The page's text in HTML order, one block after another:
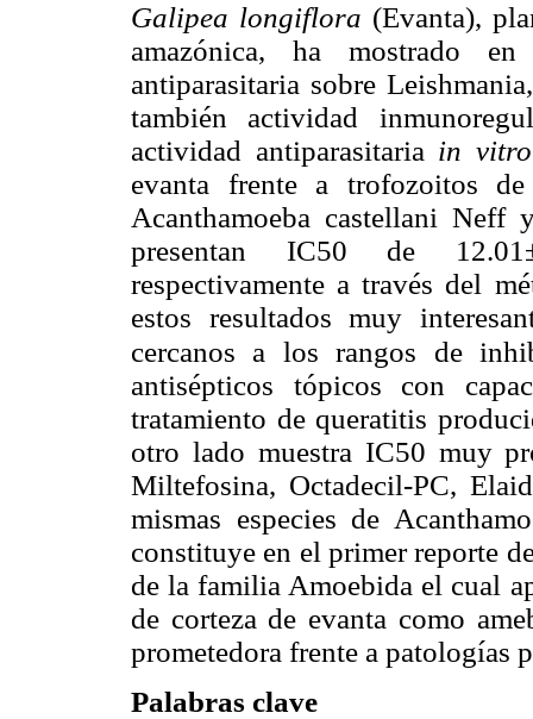
Galipea longiflora (Evanta),
amazónica, ha mostrado
antiparasitaria sobre
también actividad
actividad antiparasitaria in
evanta frente a trofozoitos
Acanthamoeba castellani
presentan IC50 de
respectivamente a través del
estos resultados muy
cercanos a los rangos
de
antisépticos tópicos con
tratamiento de queratitis
otro lado muestra IC50 muy
Miltefosina, Octadecil-PC,
mismas especies de
constituye en el primer reporte
de la familia Amoebida el cual
de corteza de evanta como
prometedora frente a patologías
Palabras clave